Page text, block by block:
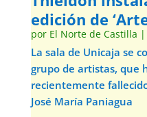
edición de
por El Norte de Castilla |
La sala de Unicaja se
grupo de artistas, que
recientemente
José María Paniagua